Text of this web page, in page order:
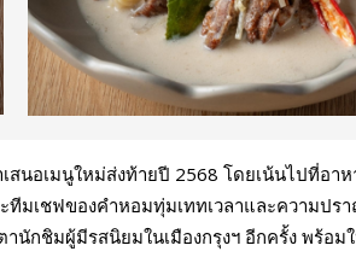
สนอเมนูใหม่ส่งท้ายปี 2568 โดยเน้นไปที่อา
มเชฟของคำหอมทุ่มเททเวลาและความป
กชิมผู้มีรสนิยมในเมืองกรุงฯ อีกครั้ง พร้อ